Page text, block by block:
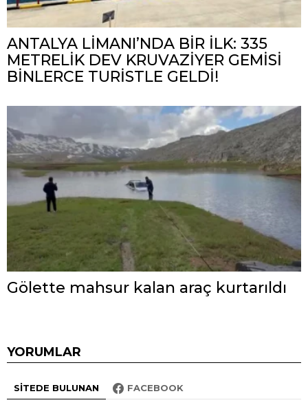
ANTALYA LİMANI’NDA BİR İLK: 335
METRELİK DEV KRUVAZİYER GEMİSİ
BİNLERCE TURİSTLE GELDİ!
Gölette mahsur kalan araç kurtarıldı
YORUMLAR
SITEDE BULUNAN FACEBOOK